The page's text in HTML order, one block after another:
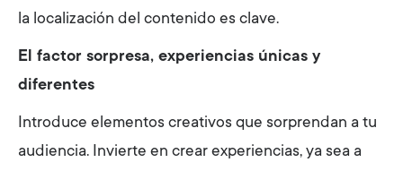
la localización del contenido es clave.
El factor sorpresa, experiencias únicas y
diferentes
Introduce elementos creativos que sorprendan a tu
audiencia. Invierte en crear experiencias, ya sea a